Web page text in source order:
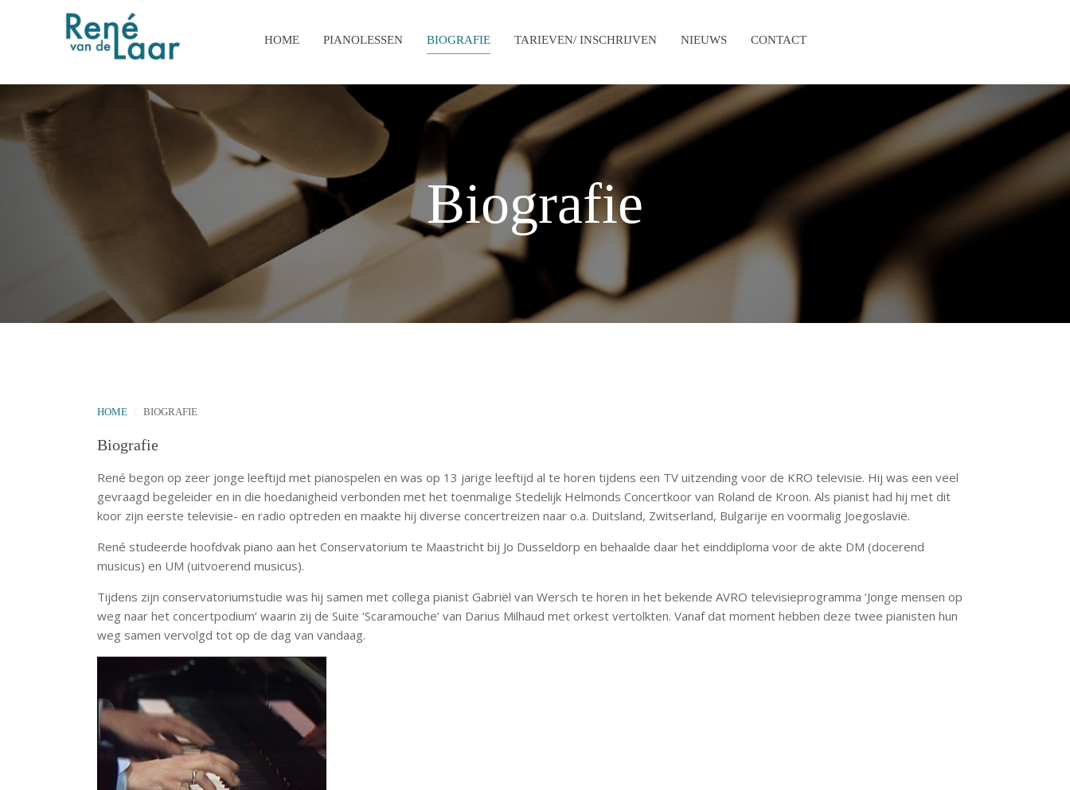
HOME PIANOLESSEN BIOGRAFIE TARIEVEN/ INSCHRIJVEN NIEUWS CONTACT
Biografie
HOME BIOGRAFIE
Biografie
René begon op zeer jonge leeftijd met pianospelen en was op 13 jarige leeftijd al te horen tijdens een TV uitzending voor de KRO televisie. Hij was een veel
gevraagd begeleider en in die hoedanigheid verbonden met het toenmalige Stedelijk Helmonds Concertkoor van Roland de Kroon. Als pianist had hij met dit
koor zijn eerste televisie- en radio optreden en maakte hij diverse concertreizen naar o.a. Duitsland, Zwitserland, Bulgarije en voormalig Joegoslavië.
René studeerde hoofdvak piano aan het Conservatorium te Maastricht bij Jo Dusseldorp en behaalde daar het einddiploma voor de akte DM (docerend
musicus) en UM (uitvoerend musicus).
Tijdens zijn conservatoriumstudie was hij samen met collega pianist Gabriël van Wersch te horen in het bekende AVRO televisieprogramma ’Jonge mensen op
weg naar het concertpodium’ waarin zij de Suite ‘Scaramouche’ van Darius Milhaud met orkest vertolkten. Vanaf dat moment hebben deze twee pianisten hun
weg samen vervolgd tot op de dag van vandaag.